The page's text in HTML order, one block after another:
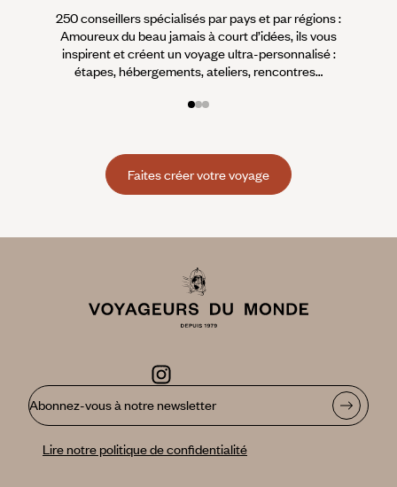
250 conseillers spécialisés par pays et par régions :
Amoureux du beau jamais à court d’idées, ils vous
inspirent et créent un voyage ultra-personnalisé :
étapes, hébergements, ateliers, rencontres…
Faites créer votre voyage
Abonnez-vous à notre newsletter
Lire notre politique de confidentialité